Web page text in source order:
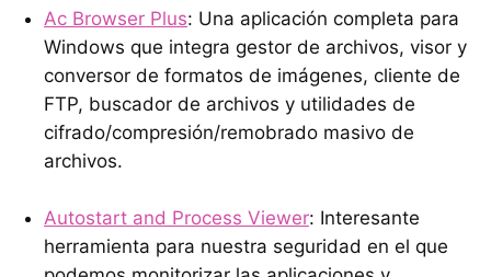
Ac Browser Plus: Una aplicación completa para
Windows que integra gestor de archivos, visor y
conversor de formatos de imágenes, cliente de
FTP, buscador de archivos y utilidades de
cifrado/compresión/remobrado masivo de
archivos.
Autostart and Process Viewer: Interesante
herramienta para nuestra seguridad en el que